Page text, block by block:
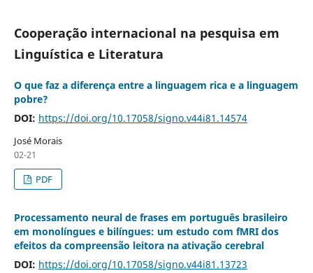
Cooperação internacional na pesquisa em
Linguística e Literatura
O que faz a diferença entre a linguagem rica e a linguagem
pobre?
DOI: https://doi.org/10.17058/signo.v44i81.14574
José Morais
02-21
PDF
Processamento neural de frases em português brasileiro
em monolíngues e bilíngues: um estudo com fMRI dos
efeitos da compreensão leitora na ativação cerebral
DOI: https://doi.org/10.17058/signo.v44i81.13723